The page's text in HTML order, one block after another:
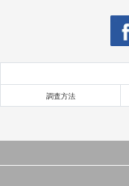
調査方法
当サイトで公開されている情報